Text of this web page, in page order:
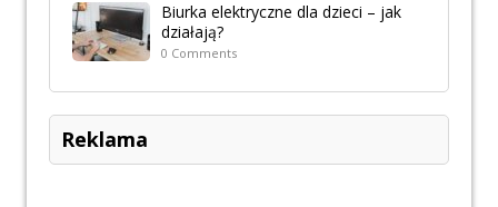
Biurka elektryczne dla dzieci – jak
działają?
0 Comments
Reklama